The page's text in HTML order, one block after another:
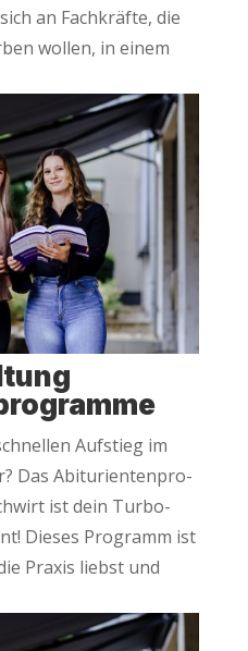
an Fach­kräf­te, die
wol­len, in einem
Auf­stieg im
Das Abitu­ri­en­ten­pro­
ist dein Tur­bo-
Die­ses Pro­gramm ist
Pra­xis liebst und